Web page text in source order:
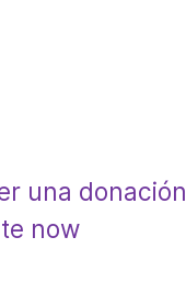
una donación
now